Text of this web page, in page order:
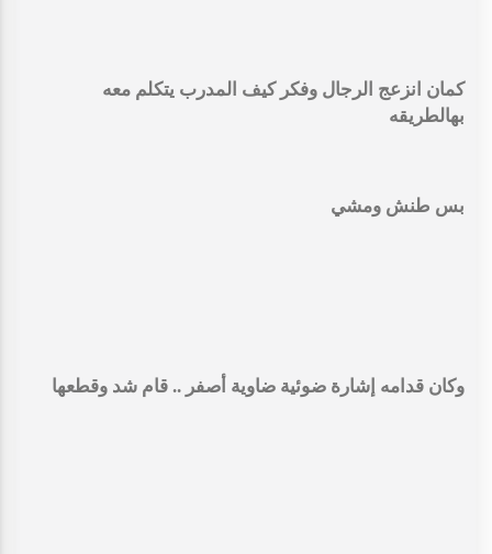
كمان انزعج الرجال وفكر كيف المدرب يتكلم معه
بهالطريقه
بس طنش ومشي
وكان قدامه إشارة ضوئية ضاوية أصفر .. قام شد وقطعها